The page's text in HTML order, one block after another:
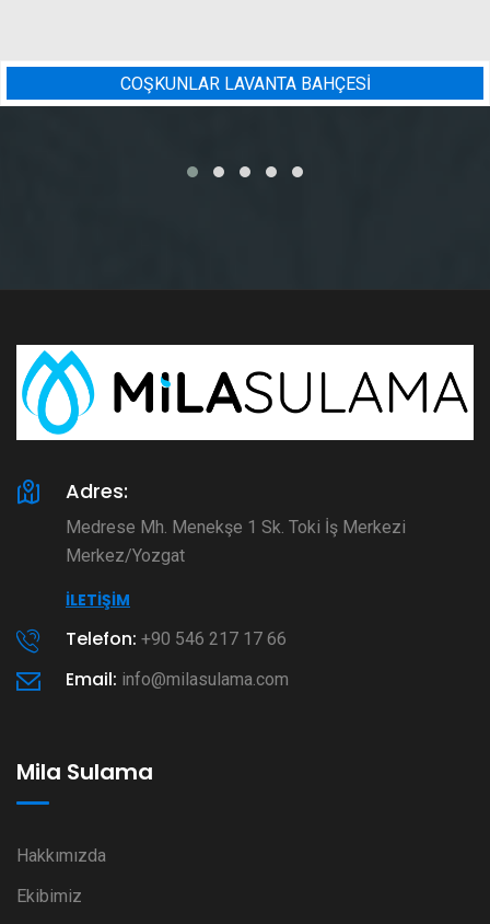
LAVANTA BAHÇESİ
Adres:
Medrese Mh. Menekşe 1 Sk. Toki İş Merkezi
Merkez/Yozgat
İLETIŞIM
Telefon: +90 546 217 17 66
Email: info@milasulama.com
Mila Sulama
Hakkımızda
Ekibimiz